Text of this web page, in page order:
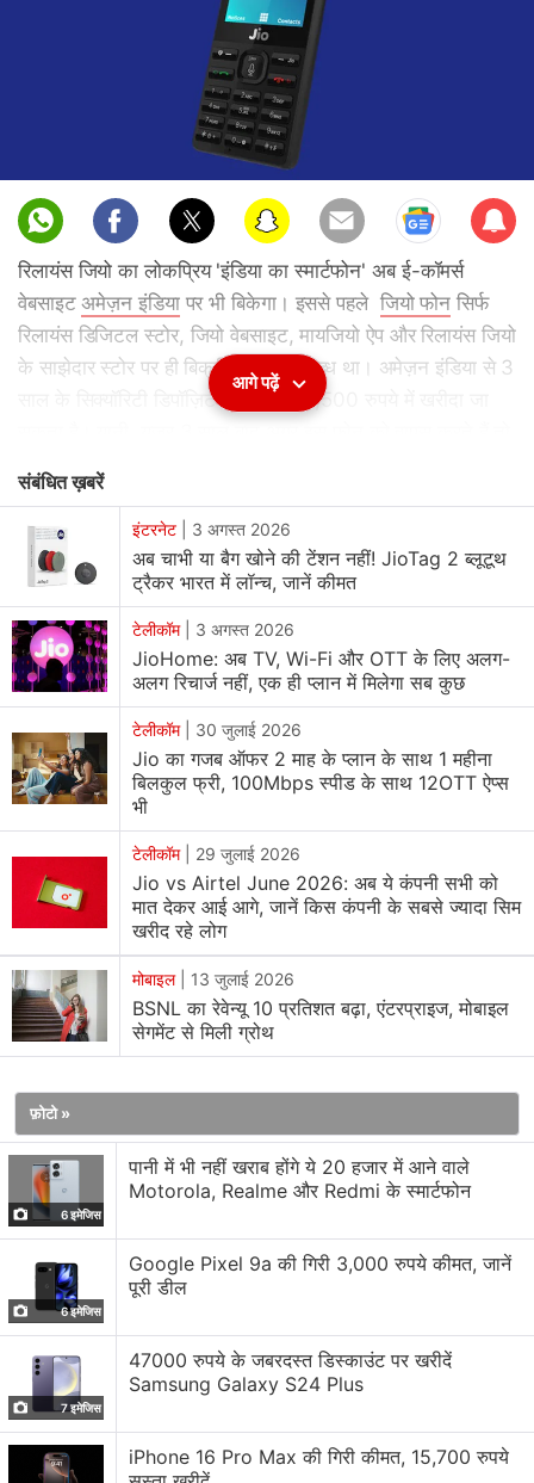
Sub
scri
रिलायंस जियो का लोकप्रिय 'इंडिया का स्मार्टफोन' अब ई-कॉमर्स
वेबसाइटअमेज़न इंडियापर भी बिकेगा। इससे पहले जियो फोन सिर्फ
रिलायंस डिजिटल स्टोर, जियो वेबसाइट, मायजियो ऐप और रिलायंस जियो
के साझेदार स्टोर पर ही बिक्री के लिए उपलब्ध था। अमेज़न इंडिया से 3
साल के सिक्यॉरिटी डिपॉज़िट के साथ इसे 1,500 रुपये में खरीदा जा
पहले की तरह, नए जियो फोन यूज़र को करीबी रिलायंस डिजिटल स्टोर
या जियो पार्टनर स्टोर जाकर अपने आधार कार्ड व फोन के असल डिब्बे
के साथ फोन को ऐक्टिवेट करवाना होगा। अमेज़न, जियो फोन पर एक
एक्सक्लूसिव ऑफर भी दे रही है। ऑफर के तहत यूज़र को अमेज़न पे
बैलेंस से जियो फोन खरीदने पर 50 रुपये का कैशबैक भी मिलेगा।
अमेज़न पे का इस्तेमाल करते हुए मोबाइल रीचार्ज करने वाले यूज़र को भी
50 रुपये तक का फ्लैट 50 कैशबैक मिलेगा।
जियोफोन में वॉयस सर्मथित जियो असिस्टेंट मौज़ूद है। इसकी मदद से
आप ऐप खोल पाएंगे। गूगल पर सर्च कर सकेंगे। और बोलकर एसएमएस
भी कंपोज कर पाएंगे। यह अंग्रेजी और हिंदी में काम करेगा।
JioPhone का इस्तेमाल आप मीडिया प्रोजेक्शन के लिए कर सकते हैं।
आप जियोमीडियाकेबल की मदद से फोन को टीवी से कनेक्ट कर पाएंगे।
बता दें कि हाल में ही जियो फोन यूज़र को खास फेसबुक ऐप उपलब्ध
करवाया गया था, जिसके बाद जियो फोन के यूज़र भी आम स्मार्टफोन की
तरह इसमें
फेसबुकइस्तेमाल कर सकते हैं। रीचार्ज की बात करें तो
महज़ 49 रुपये कीमत में इस फोन के यूज़र 28 दिन की वैधता के भीतर
असीमित मुफ्त कॉल, डेटा (1 जीबी तक हाई स्पीड) का लाभ ले सकते
आगे पढ़ें
संबंधित ख़बरें
इंटरनेट 3 अगस्त 2026
अब चाभी या बैग खोने की टेंशन नहीं! JioTag 2 ब्लूटूथ
ट्रैकर भारत में लॉन्च, जानें कीमत
टेलीकॉम| 3 अगस्त 2026
JioHome: अब TV, Wi-Fi और OTT के लिए अलग-
अलग रिचार्ज नहीं, एक ही प्लान में मिलेगा सब कुछ
टेलीकॉम| 30 जुलाई 2026
Jio का गजब ऑफर 2 माह के प्लान के साथ 1 महीना
बिलकुल फ्री, 100Mbps स्पीड के साथ 12OTT ऐप्स
भी
टेलीकॉम| 29 जुलाई 2026
Jio vs Airtel June 2026: अब ये कंपनी सभी को
मात देकर आई आगे, जानें किस कंपनी के सबसे ज्यादा सिम
खरीद रहे लोग
मोबाइल| 13 जुलाई 2026
BSNL का रेवेन्यू 10 प्रतिशत बढ़ा, एंटरप्राइज, मोबाइल
सेगमेंट से मिली ग्रोथ
फ़ोटो »
6 इमेजिस
पानी में भी नहीं खराब होंगे ये 20 हजार में आने वाले
Motorola, Realme और Redmi के स्मार्टफोन
6 इमेजिस
Google Pixel 9a की गिरी 3,000 रुपये कीमत, जानें
पूरी डील
7 इमेजिस
47000 रुपये के जबरदस्त डिस्काउंट पर खरीदें
Samsung Galaxy S24 Plus
iPhone 16 Pro Max की गिरी कीमत, 15,700 रुपये